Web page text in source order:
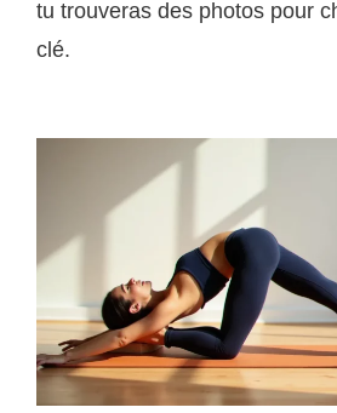
tu trouveras des photos pour
clé.